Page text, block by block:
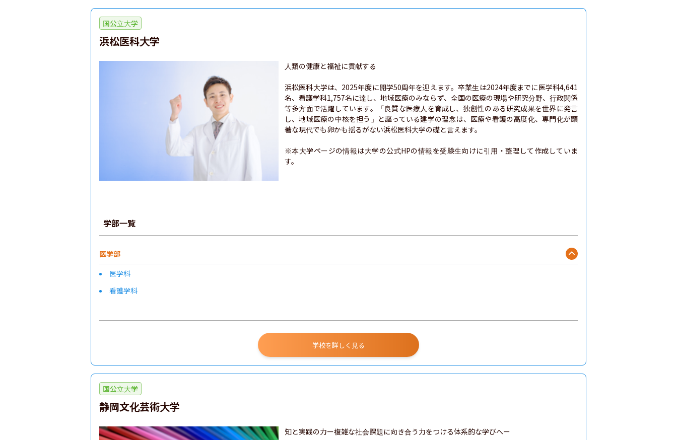
国際文化学部
国公立大学
浜松医科大学
人類の健康と福祉に貢献する
浜松医科大学は、2025年度に開学50周年を迎えます。卒業生は2024年度までに医学科4,641
名、看護学科1,757名に達し、地域医療のみならず、全国の医療の現場や研究分野、行政関係
等多方面で活躍しています。「良質な医療人を育成し、独創性のある研究成果を世界に発言
し、地域医療の中核を担う」と謳っている建学の理念は、医療や看護の高度化、専門化が顕
著な現代でも卵かも揺るがない浜松医科大学の礎と言えます。
※本大学ページの情報は大学の公式HPの情報を受験生向けに引用・整理して作成していま
す。
学部一覧
医学部
医学科
看護学科
学校を詳しく見る
国公立大学
静岡文化芸術大学
知と実践の力ー複雑な社会課題に向き合う力をつける体系的な学びへー